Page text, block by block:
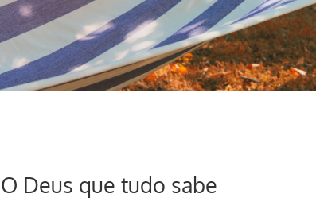
O Deus que tudo sabe